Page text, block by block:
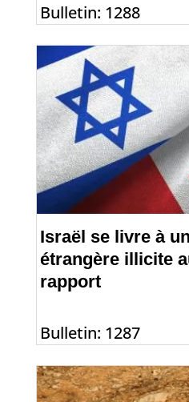
Bulletin: 1288
Israël se livre à
étrangère illicite
rapport
Bulletin: 1287